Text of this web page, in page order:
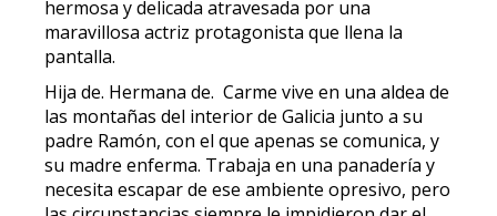
hermosa y delicada atravesada por una
maravillosa actriz protagonista que llena la
pantalla.
Hija de. Hermana de. Carme vive en una aldea de
las montañas del interior de Galicia junto a su
padre Ramón, con el que apenas se comunica, y
su madre enferma. Trabaja en una panadería y
necesita escapar de ese ambiente opresivo, pero